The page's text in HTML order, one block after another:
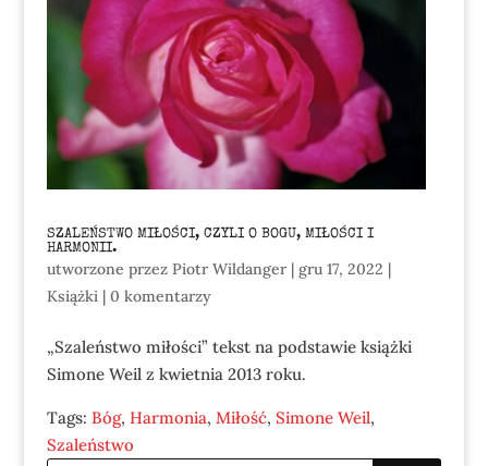
SZALEŃSTWO MIŁOŚCI, CZYLI O BOGU, MIŁOŚCI I
HARMONII.
utworzone przez Piotr Wildanger| gru 17, 2022 |
Książki| 0 komentarzy
„Szaleństwo miłości” tekst na podstawie książki
Simone Weil z kwietnia 2013 roku.
Tags: Bóg, Harmonia, Miłość, Simone Weil,
Szaleństwo